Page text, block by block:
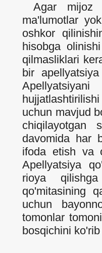
Agar mijoz
ma'lumotlar
oshkor
hisobga
qilmasliklari
bir
uchun mavjud
chiqilayotgan
davomida har
ifoda etish va
Apellyatsiya
rioya
qo'mitasining
uchun
tomonlar
bosqichini